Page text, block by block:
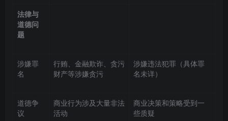
法律与
道德问
题
涉嫌罪
名
行贿、金融欺诈、贪污
财产等涉嫌贪污
涉嫌违法犯罪（具体罪
名未详）
道德争
议
商业行为涉及大量非法
活动
商业决策和策略受到一
些质疑